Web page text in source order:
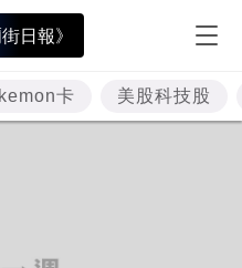
日報》
卡 美股科技股